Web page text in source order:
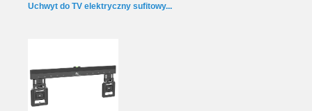
Uchwyt do TV elektryczny sufitowy...